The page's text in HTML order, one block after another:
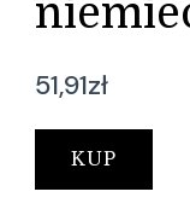
51,91zł
KUP